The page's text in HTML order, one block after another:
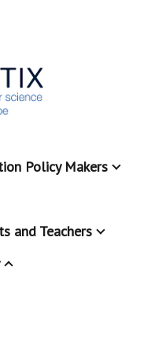
Policy Makers
and Teachers